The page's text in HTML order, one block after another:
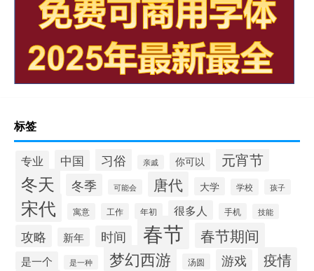
标签
专业 中国 习俗 亲戚 你可以 元宵节
冬天 冬季 可能会 唐代 大学 学校 孩子
宋代 寓意 工作 年初 很多人 手机 技能
攻略 新年 时间 春节 春节期间
是一个 是一种 梦幻西游 汤圆 游戏 疫情